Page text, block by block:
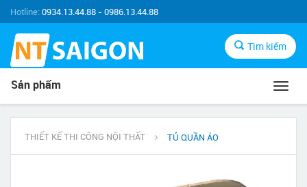
Hotline:0934.13.44.88 - 0986.13.44.88
Tìm kiếm
Sản phẩm
THIẾT KẾ THI CÔNG NỘI THẤT TỦ QUẦN ÁO